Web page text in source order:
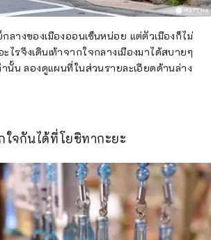
ลางของเมืองออนเซ็นหน่อย แต่ตัวเมืองก็ไม่
รจึงเดินเท้าจากใจกลางเมืองมาได้สบายๆ
นั้น ลองดูแผนที่ในส่วนรายละเอียดด้านล่าง
ใจกันได้ที่โยชิทากะยะ